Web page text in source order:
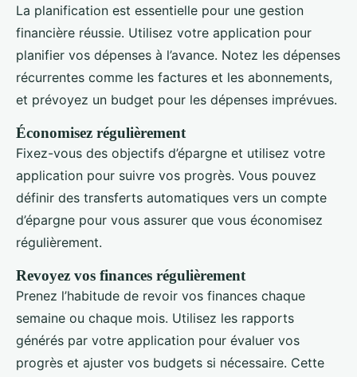
La planification est essentielle pour une gestion
financière réussie. Utilisez votre application pour
planifier vos dépenses à l’avance. Notez les dépenses
récurrentes comme les factures et les abonnements,
et prévoyez un budget pour les dépenses imprévues.
Économisez régulièrement
Fixez-vous des objectifs d’épargne et utilisez votre
application pour suivre vos progrès. Vous pouvez
définir des transferts automatiques vers un compte
d’épargne pour vous assurer que vous économisez
régulièrement.
Revoyez vos finances régulièrement
Prenez l’habitude de revoir vos finances chaque
semaine ou chaque mois. Utilisez les rapports
générés par votre application pour évaluer vos
progrès et ajuster vos budgets si nécessaire. Cette